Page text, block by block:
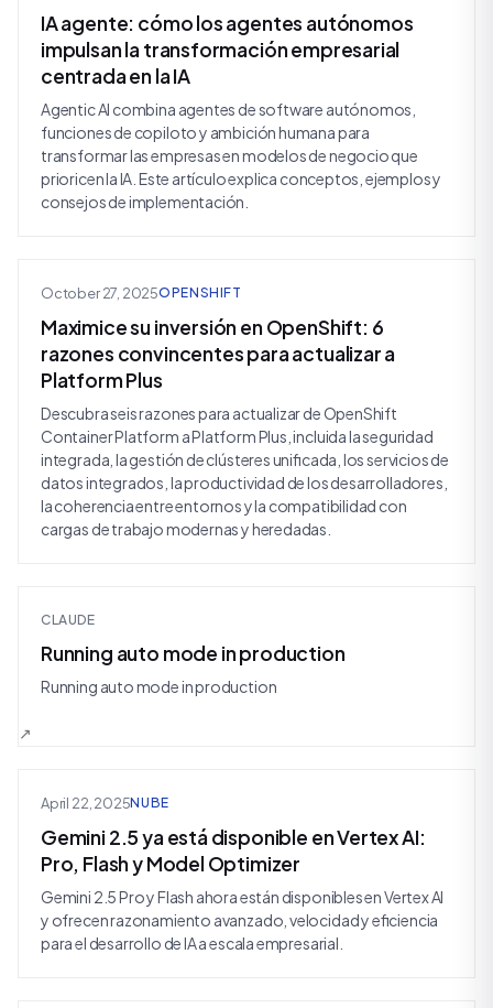
IA agente: cómo los agentes autónomos
impulsan la transformación empresarial
centrada en la IA
Agentic AI combina agentes de software autónomos,
funciones de copiloto y ambición humana para
transformar las empresas en modelos de negocio que
prioricen la IA. Este artículo explica conceptos, ejemplos y
consejos de implementación.
October 27, 2025OPENSHIFT
Maximice su inversión en OpenShift: 6
razones convincentes para actualizar a
Platform Plus
Descubra seis razones para actualizar de OpenShift
Container Platform a Platform Plus, incluida la seguridad
integrada, la gestión de clústeres unificada, los servicios de
datos integrados, la productividad de los desarrolladores,
la coherencia entre entornos y la compatibilidad con
cargas de trabajo modernas y heredadas.
CLAUDE
Running auto mode in production
Running auto mode in production
April 22, 2025NUBE
Gemini 2.5 ya está disponible en Vertex AI:
Pro, Flash y Model Optimizer
Gemini 2.5 Pro y Flash ahora están disponibles en Vertex AI
y ofrecen razonamiento avanzado, velocidad y eficiencia
para el desarrollo de IA a escala empresarial.